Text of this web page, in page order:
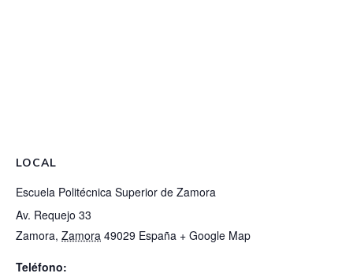
LOCAL
Escuela Politécnica Superior de Zamora
Av. Requejo 33
Zamora, Zamora 49029 España + Google Map
Teléfono: